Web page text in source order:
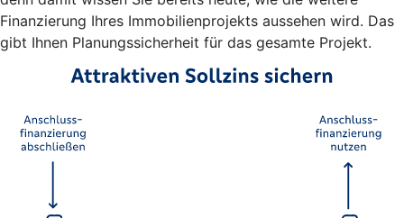
Finanzierung Ihres Immobilienprojekts aussehen wird. Das
gibt Ihnen Planungssicherheit für das gesamte Projekt.